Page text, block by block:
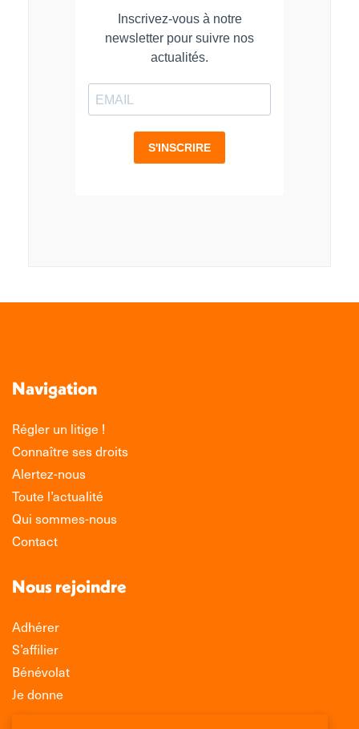
Navigation
Régler un litige !
Connaître ses droits
Alertez-nous
Toute l’actualité
Qui sommes-nous
Contact
Nous rejoindre
Adhérer
S’affilier
Bénévolat
Je donne